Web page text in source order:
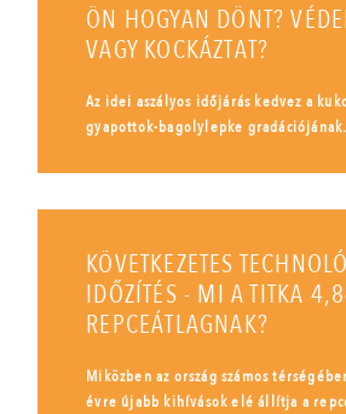
ÖN HOGYAN DÖNT?
VAGY KOCKÁZTAT?
Az idei aszályos időjárás kedvez a
gyapottok-bagolylepke gradációjának.
KÖVETKEZETES
IDŐZÍTÉS - MI A TITKA
REPCEÁTLAGNAK?
Miközben az ország számos
évre újabb kihívások elé állítja a